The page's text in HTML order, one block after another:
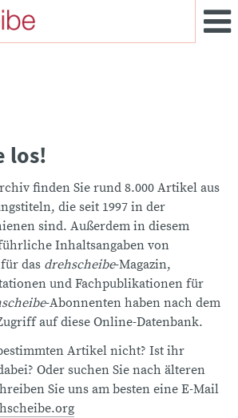
los!
finden Sie rund 8.000 Artikel aus
die seit 1997 in der
sind. Außerdem in diesem
Inhaltsangaben von
das drehscheibe-Magazin,
und Fachpublikationen für
-Abonnenten haben nach dem
auf diese Online-Datenbank.
Artikel nicht? Ist ihr
Oder suchen Sie nach älteren
Sie uns am besten eine E-Mail